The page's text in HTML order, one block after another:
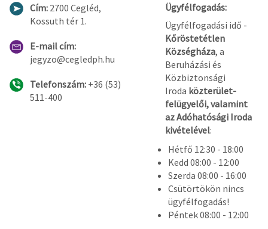
Cím: 2700 Cegléd,
Kossuth tér 1.
E-mail cím:
jegyzo@cegledph.hu
Telefonszám: +36 (53)
511-400
Ügyfélfogadás:
Ügyfélfogadási idő -
Kőröstetétlen
Községháza, a
Beruházási és
Közbiztonsági
Iroda közterület-
felügyelői, valamint
az Adóhatósági Iroda
kivételével:
Hétfő 12:30 - 18:00
Kedd 08:00 - 12:00
Szerda 08:00 - 16:00
Csütörtökön nincs
ügyfélfogadás!
Péntek 08:00 - 12:00